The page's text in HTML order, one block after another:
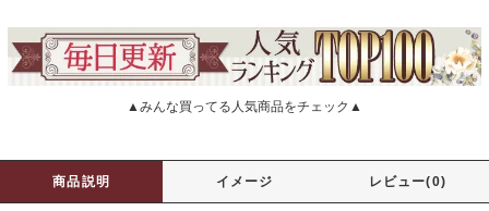
▲みんな買ってる人気商品をチェック▲
商品説明 イメージ レビュー(0)